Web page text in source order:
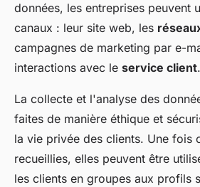
données, les entreprises peuvent
canaux : leur site web, les
campagnes de marketing par e-
interactions avec le service client.
La collecte et l'analyse des
faites de manière éthique et
la vie privée des clients. Une fois
recueillies, elles peuvent être
les clients en groupes aux profils